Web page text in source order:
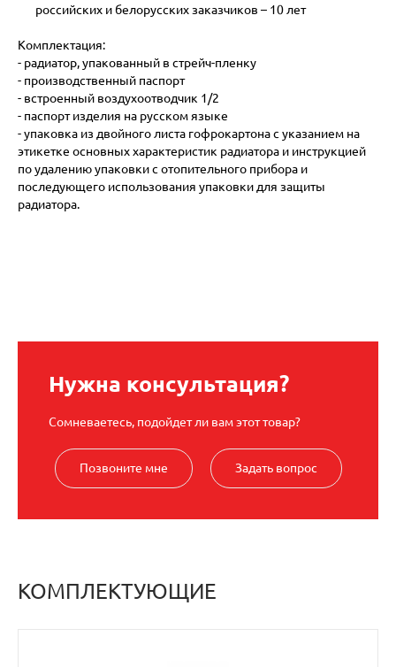
российских и белорусских заказчиков – 10 лет
Комплектация:
- радиатор, упакованный в стрейч-пленку
- производственный паспорт
- встроенный воздухоотводчик 1/2
- паспорт изделия на русском языке
- упаковка из двойного листа гофрокартона с указанием на
этикетке основных характеристик радиатора и инструкцией
по удалению упаковки с отопительного прибора и
последующего использования упаковки для защиты
радиатора.
Нужна консультация?
Сомневаетесь, подойдет ли вам этот товар?
Позвоните мне Задать вопрос
КОМПЛЕКТУЮЩИЕ